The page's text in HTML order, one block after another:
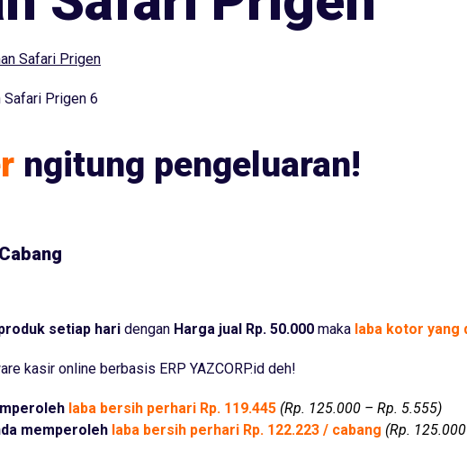
Safari Prigen 6
ngitung pengeluaran!
setiap hari dengan Harga jual Rp. 50.000 maka laba kotor yang
kasir online berbasis ERP YAZCORP.id deh!
laba bersih perhari Rp. 119.445 (Rp. 125.000 – Rp. 5.555)
memperoleh laba bersih perhari Rp. 122.223 / cabang (Rp.